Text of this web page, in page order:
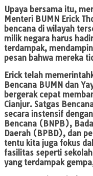
Upaya bersama itu,
Menteri BUMN Erick
bencana di wilayah
milik negara harus
terdampak,
pesan bahwa mereka
Erick telah
Bencana BUMN dan
bergerak cepat
Cianjur. Satgas
secara instensif
Bencana (BNPB),
Daerah (BPBD), dan
tentu kita juga fokus
fasilitas seperti
yang terdampak